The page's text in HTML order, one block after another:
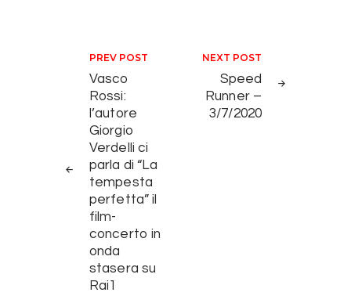
Navigazione articoli
PREV POST
Vasco
Rossi:
l’autore
Giorgio
Verdelli ci
parla di “La
tempesta
perfetta” il
film-
concerto in
onda
stasera su
Rai1
NEXT POST
Speed
Runner –
3/7/2020